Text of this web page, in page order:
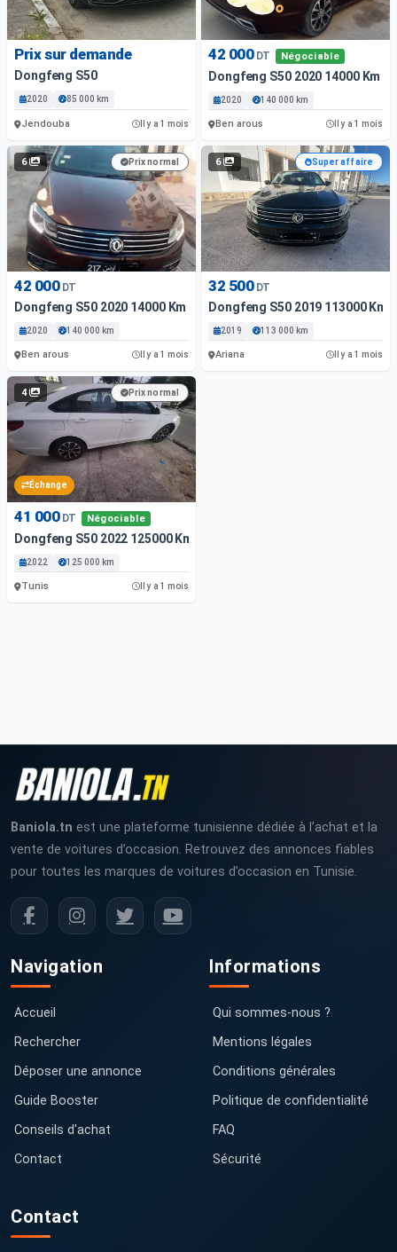
Prix sur demande
Dongfeng S50
2020 85 000 km
Jendouba Il y a 1 mois
42 000 DT Négociable
Dongfeng S50 2020 14000 Km
2020 140 000 km
Ben arous Il y a 1 mois
6 Prix normal
42 000 DT
Dongfeng S50 2020 14000 Km
2020 140 000 km
Ben arous Il y a 1 mois
6 Super affaire
32 500 DT
Dongfeng S50 2019 113000 Km
2019 113 000 km
Ariana Il y a 1 mois
4
Échange
Prix normal
41 000 DT Négociable
Dongfeng S50 2022 125000 Km
2022 125 000 km
Tunis Il y a 1 mois
Baniola.tn est une plateforme tunisienne dédiée à l’achat et la
vente de voitures d’occasion. Retrouvez des annonces fiables
pour toutes les marques de voitures d’occasion en Tunisie.
Navigation
Accueil
Rechercher
Déposer une annonce
Guide Booster
Conseils d'achat
Contact
Informations
Qui sommes-nous ?
Mentions légales
Conditions générales
Politique de confidentialité
FAQ
Sécurité
Contact